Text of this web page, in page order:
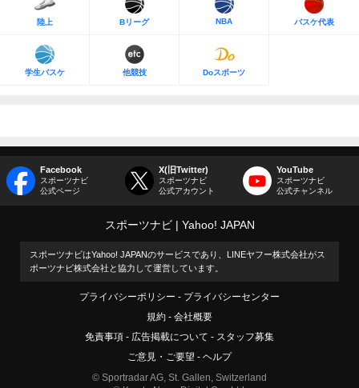
陸上 Bリーグ NBA バスケ代表
学生バスケ 他競技 Doスポーツ
Facebook
スポーツナビ
公式ページ
X(旧Twitter)
スポーツナビ
公式アカウント
YouTube
スポーツナビ
公式チャンネル
スポーツナビ Yahoo! JAPAN
スポーツナビはYahoo! JAPANのサービスであり、LINEヤフー株式会社がス
ポーツナビ株式会社と協力して運営しています。
プライバシーポリシー
プライバシーセンター
規約
会社概要
免責事項
広告掲載について
スタッフ募集
ご意見・ご要望
ヘルプ
© Sportradar AG, St. Gallen, Switzerland